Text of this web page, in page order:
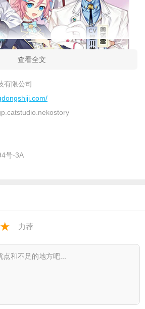
自由摆放千款家具装饰，自定义墙
暹罗猫、美国短毛猫等22种猫咪美
查看全文
有限公司
号-3A
★ 力荐